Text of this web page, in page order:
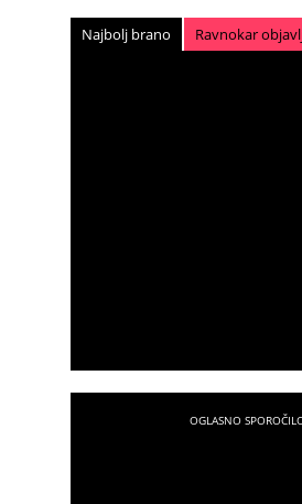
Najbolj brano Ravnokar